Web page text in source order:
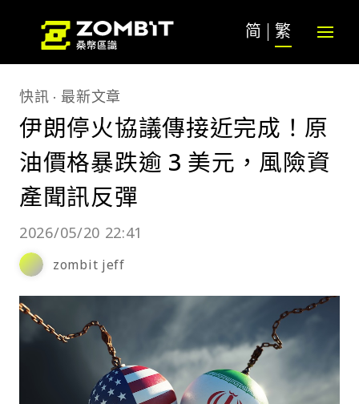
简 繁
快訊 最新文章
伊朗停火協議傳接近完成！原
油價格暴跌逾 3 美元，風險資
產聞訊反彈
2026/05/20 22:41
zombit jeff